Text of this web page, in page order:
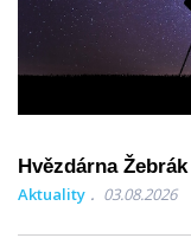
Hvězdárna
Aktuality 03.08.2026